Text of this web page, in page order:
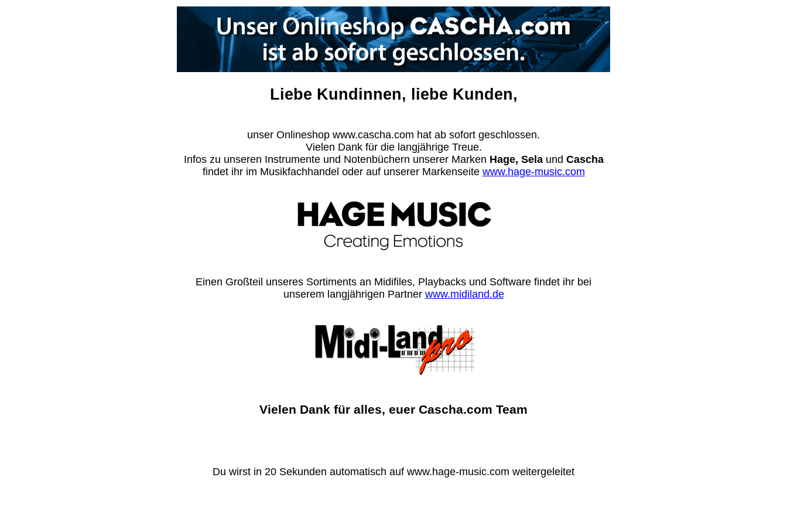
Liebe Kundinnen, liebe Kunden,
unser Onlineshop www.cascha.com hat ab sofort geschlossen.
Vielen Dank für die langjährige Treue.
Infos zu unseren Instrumente und Notenbüchern unserer Marken Hage, Selaund Cascha
findet ihr im Musikfachhandel oder auf unserer Markenseite www.hage-music.com
Einen Großteil unseres Sortiments an Midifiles, Playbacks und Software findet ihr bei
unserem langjährigen Partner www.midiland.de
Vielen Dank für alles, euer Cascha.com Team
Du wirst in 20 Sekunden automatisch auf www.hage-music.com weitergeleitet